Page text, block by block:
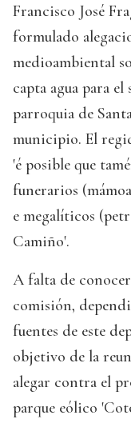
Francisco José
formulado
medioambiental
capta agua para
parroquia de
municipio. El
'é posible que
funerarios
e megalíticos
Camiño'.
A falta de
comisión,
fuentes de este
objetivo de la
alegar contra el
parque eólico